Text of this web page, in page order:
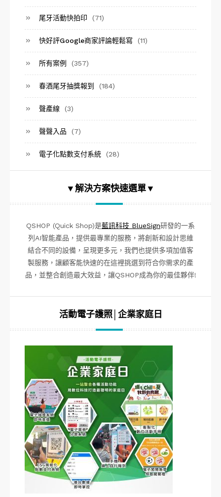
尾牙活動快拍印 (71)
快好評Google商家評論輕鬆寫 (11)
所有案例 (357)
春酒尾牙抽獎報到 (184)
聲產線 (3)
聲聲入品 (7)
電子化點數支付系統 (28)
▼解決方案快速選單▼
QSHOP (Quick Shop)是藍訊科技 BlueSign研發的一系
列AI智能產品，提供最專業的服務，將創新和設計思維
結合不同的設備，呈現更多元，我們也提供多項加值客
製服務，讓顧客能快速的在這裡挑選到符合你需求的產
品，並整合創造最大效益，讓QSHOP成為你的最佳夥伴!
活動電子護照│企業家庭日